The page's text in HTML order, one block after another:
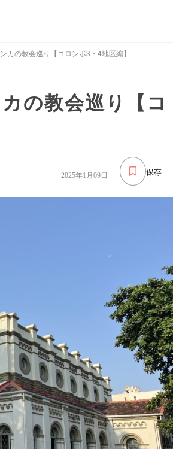
カの教会巡り【コロンボ3・4地区編】
の教会巡り【コ
保存
2025年1月09日